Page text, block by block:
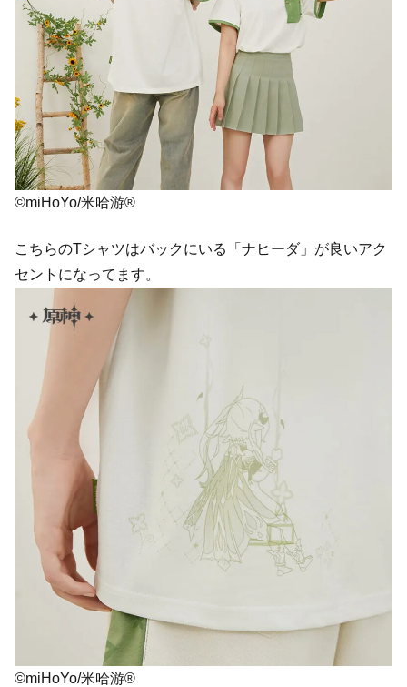
©miHoYo/米哈游®
こちらのTシャツはバックにいる「ナヒーダ」が良いアク
セントになってます。
©miHoYo/米哈游®